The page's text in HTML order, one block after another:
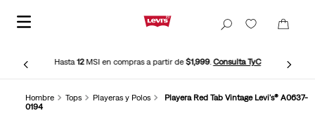
Hasta12MSI en compras a partir de$1,999.Consulta TyC
Hombre Tops Playeras y Polos
Playera Red Tab Vintage Levi's® A0637-
0194